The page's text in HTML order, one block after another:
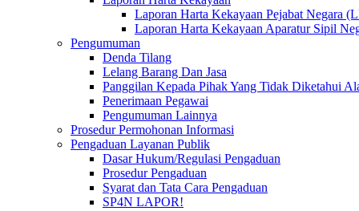
Laporan Harta Kekayaan Pejabat Negara
Laporan Harta Kekayaan Aparatur Sipil
Pengumuman
Denda Tilang
Lelang Barang Dan Jasa
Panggilan Kepada Pihak Yang Tidak Diketahui
Penerimaan Pegawai
Pengumuman Lainnya
Prosedur Permohonan Informasi
Pengaduan Layanan Publik
Dasar Hukum/Regulasi Pengaduan
Prosedur Pengaduan
Syarat dan Tata Cara Pengaduan
SP4N LAPOR!